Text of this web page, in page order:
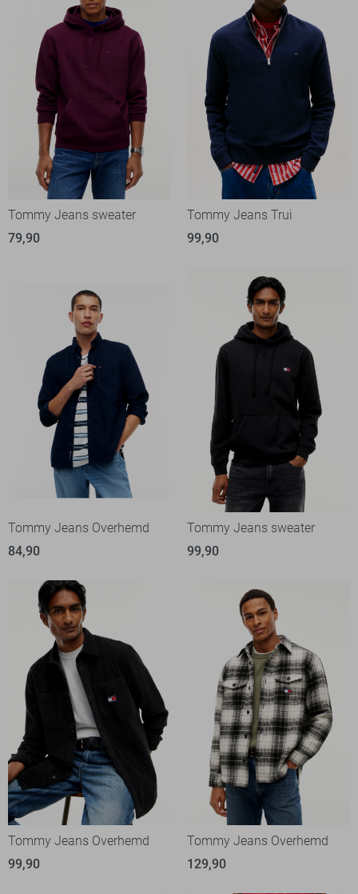
Tommy Jeans sweater
79,90
Tommy Jeans Trui
99,90
Tommy Jeans Overhemd
84,90
Tommy Jeans sweater
99,90
Tommy Jeans Overhemd
99,90
Tommy Jeans Overhemd
129,90